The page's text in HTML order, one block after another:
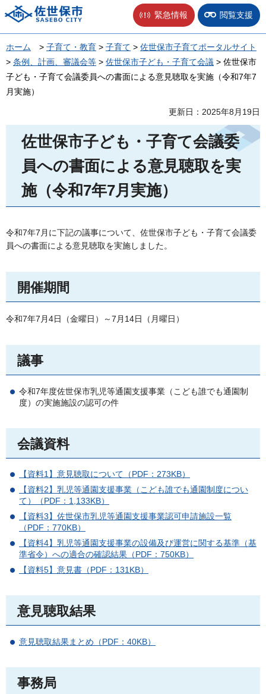
佐世保市 緊急情報 閲覧支援
ホーム > 子育て・教育 > 子育て > 佐世保市子育てポータルサイト
> 条例、計画、審議会等 > 佐世保市子ども・子育て会議 > 佐世保市
子ども・子育て会議委員への書面による意見聴取を実施（令和7年7
月実施）
更新日：2025年8月19日
佐世保市子ども・子育て会議委
員への書面による意見聴取を実
施（令和7年7月実施）
令和7年7月に下記の議事について、佐世保市子ども・子育て会議委
員への書面による意見聴取を実施しました。
開催期間
令和7年7月4日（金曜日）～7月14日（月曜日）
議事
令和7年度佐世保市乳児等通園支援事業（こども誰でも通園制
度）の実施施設の認可の件
会議資料
【資料1】意見聴取について（PDF：273KB）
【資料2】乳児等通園支援事業（こども誰でも通園制度につい
て）（PDF：1,133KB）
【資料3】佐世保市乳児等通園支援事業認可申請施設一覧
（PDF：770KB）
【資料4】乳児等通園支援事業の設備及び運営に関する基準（基
準省令）への適合の確認結果（PDF：750KB）
【資料5】意見書（PDF：131KB）
意見聴取結果
意見聴取結果まとめ（PDF：40KB）
事務局